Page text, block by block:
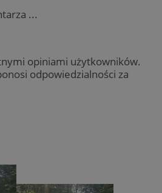
...
opiniami użytkowników.
odpowiedzialności za